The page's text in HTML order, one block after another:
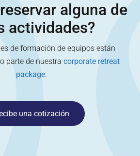
alguna de
actividades?
de formación de equipos están
parte de nuestra corporate retreat
package.
una cotización